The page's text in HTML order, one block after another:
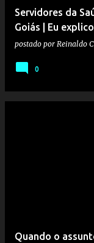
Servidores da
Goiás | Eu
postado por Reinaldo
0
Quando o